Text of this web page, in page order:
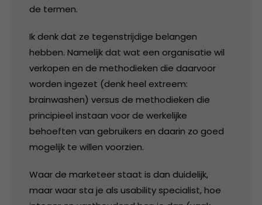
de termen.
Ik denk dat ze tegenstrijdige belangen
hebben. Namelijk dat wat een organisatie wil
verkopen en de methodieken die daarvoor
worden ingezet (denk heel extreem:
brainwashen) versus de methodieken die
principieel instaan voor de werkelijke
behoeften van gebruikers en daarin zo goed
mogelijk te willen voorzien.
Waar de marketeer staat is dan duidelijk,
maar waar sta je als usability specialist, hoe